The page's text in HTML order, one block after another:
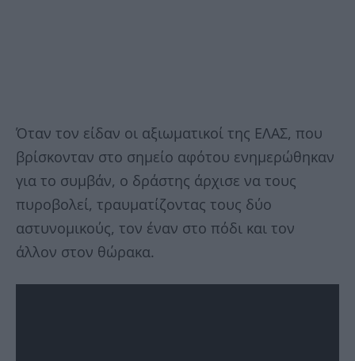
Όταν τον είδαν οι αξιωματικοί της ΕΛΑΣ, που
βρίσκονταν στο σημείο αφότου ενημερώθηκαν
για το συμβάν, ο δράστης άρχισε να τους
πυροβολεί, τραυματίζοντας τους δύο
αστυνομικούς, τον έναν στο πόδι και τον
άλλον στον θώρακα.